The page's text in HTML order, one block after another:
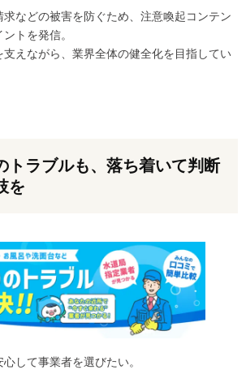
などの被害を防ぐため、注意喚起コンテン
トを発信。
えながら、業界全体の健全化を目指してい
トラブルも、落ち着いて判断
を
して事業者を選びたい。